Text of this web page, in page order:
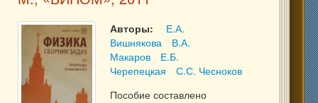
Авторы:
Е.А.
Вишнякова
В.А.
Макаров
Е.Б.
Черепецкая
С.С. Чесноков
Пособие составлено